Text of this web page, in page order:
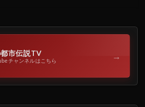
市伝説TV
チャンネルはこちら →